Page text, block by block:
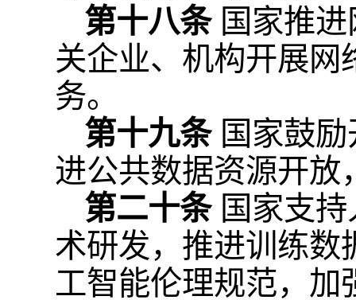
第十八条 国家推
关企业、机构开展网
务。
第十九条 国家鼓
进公共数据资源开放
第二十条 国家支
术研发，推进训练数
工智能伦理规范，加